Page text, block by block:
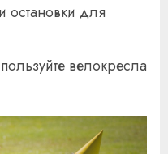
остановки для
велокресла